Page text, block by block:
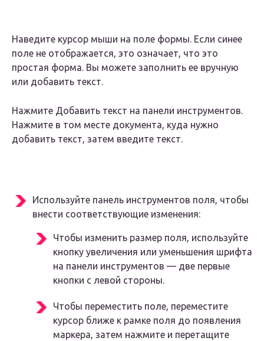
Наведите курсор мыши на поле формы. Если синее
поле не отображается, это означает, что это
простая форма. Вы можете заполнить ее вручную
или добавить текст.
Нажмите Добавить текст на панели инструментов.
Нажмите в том месте документа, куда нужно
добавить текст, затем введите текст.
Используйте панель инструментов поля, чтобы
внести соответствующие изменения:
Чтобы изменить размер поля, используйте
кнопку увеличения или уменьшения шрифта
на панели инструментов — две первые
кнопки с левой стороны.
Чтобы переместить поле, переместите
курсор ближе к рамке поля до появления
маркера, затем нажмите и перетащите